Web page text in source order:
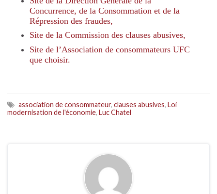
Concurrence, de la Consommation et de la
Répression des fraudes,
Site de la Commission des clauses abusives,
Site de l’Association de consommateurs UFC
que choisir.
association de consommateur, clauses abusives, Loi
modernisation de l'économie, Luc Chatel